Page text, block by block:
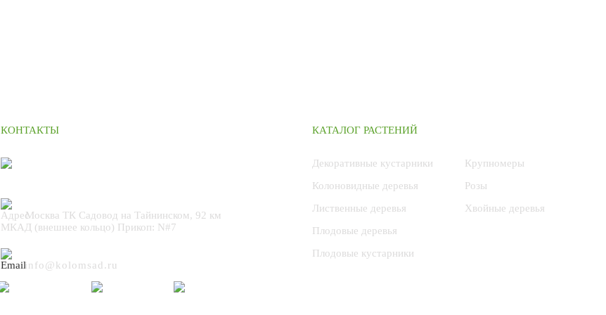
КОНТАКТЫ
Москва ТК Садовод на Тайнинском, 92 км
МКАД (внешнее кольцо) Прикоп: N#7
info@kolomsad.ru
КАТАЛОГ РАСТЕНИЙ
Декоративные кустарники
Колоновидные деревья
Лиственные деревья
Плодовые деревья
Плодовые кустарники
Крупномеры
Розы
Хвойные деревья